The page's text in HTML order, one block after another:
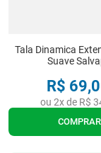
Tala Dinamica
Suave
R$ 69,
ou 2x de R$
COMPRAR